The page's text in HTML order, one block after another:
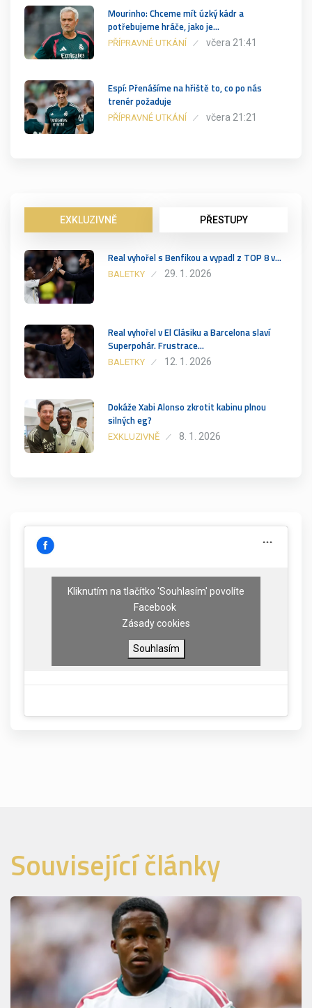
Mourinho: Chceme mít úzký kádr a
potřebujeme hráče, jako je…
PŘÍPRAVNÉ UTKÁNÍ včera 21:41
Espí: Přenášíme na hřiště to, co po nás
trenér požaduje
PŘÍPRAVNÉ UTKÁNÍ včera 21:21
EXKLUZIVNĚ PŘESTUPY
Real vyhořel s Benfikou a vypadl z TOP 8 v…
BALETKY 29. 1. 2026
Real vyhořel v El Clásiku a Barcelona slaví
Superpohár. Frustrace…
BALETKY 12. 1. 2026
Dokáže Xabi Alonso zkrotit kabinu plnou
silných eg?
EXKLUZIVNĚ 8. 1. 2026
Kliknutím na tlačítko 'Souhlasím' povolíte
Facebook
Zásady cookies
Souhlasím
Související články